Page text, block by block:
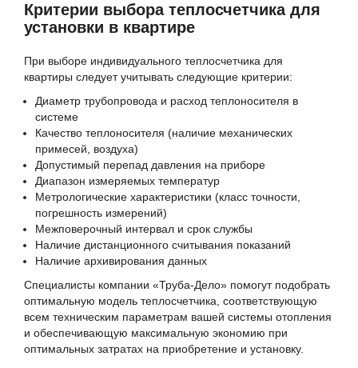
Критерии выбора теплосчетчика для
установки в квартире
При выборе индивидуального теплосчетчика для
квартиры следует учитывать следующие критерии:
Диаметр трубопровода и расход теплоносителя в
системе
Качество теплоносителя (наличие механических
примесей, воздуха)
Допустимый перепад давления на приборе
Диапазон измеряемых температур
Метрологические характеристики (класс точности,
погрешность измерений)
Межповерочный интервал и срок службы
Наличие дистанционного считывания показаний
Наличие архивирования данных
Специалисты компании «Труба-Дело» помогут подобрать
оптимальную модель теплосчетчика, соответствующую
всем техническим параметрам вашей системы отопления
и обеспечивающую максимальную экономию при
оптимальных затратах на приобретение и установку.